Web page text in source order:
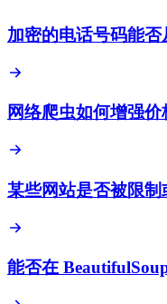
加密的电话号码能否
网络爬虫如何增强
某些网站是否被限制
能否在